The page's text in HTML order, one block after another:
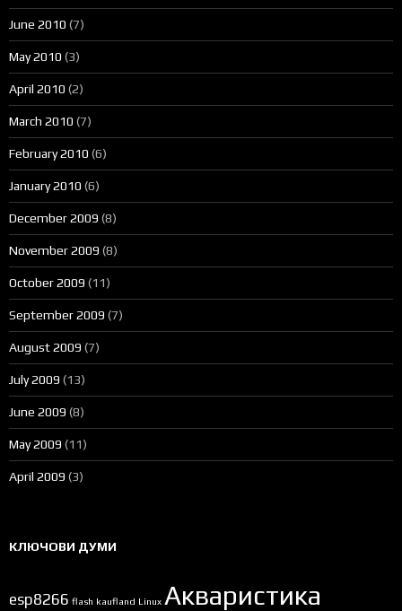
June 2010 (7)
May 2010 (3)
April 2010 (2)
March 2010 (7)
February 2010 (6)
January 2010 (6)
December 2009 (8)
November 2009 (8)
October 2009 (11)
September 2009 (7)
August 2009 (7)
July 2009 (13)
June 2009 (8)
May 2009 (11)
April 2009 (3)
КЛЮЧОВИ ДУМИ
esp8266 flash kaufland Linux Акваристика